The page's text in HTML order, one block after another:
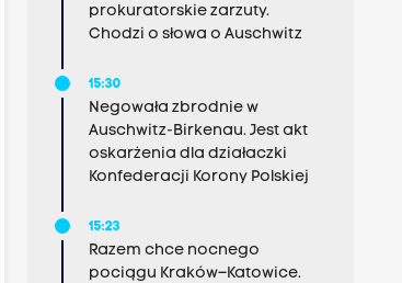
prokuratorskie zarzuty.
Chodzi o słowa o Auschwitz
15:30
Negowała zbrodnie w
Auschwitz-Birkenau. Jest akt
oskarżenia dla działaczki
Konfederacji Korony Polskiej
15:23
Razem chce nocnego
pociągu Kraków–Katowice.